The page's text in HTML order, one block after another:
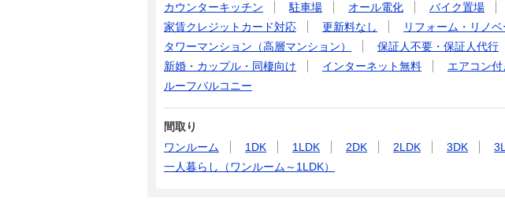
カウンターキッチン
駐車場 オール電化 バイク置場
家賃クレジットカード対応
更新料なし
リフォーム・リノ
タワーマンション（高層マンション）
保証人不要・保証人代行
新婚・カップル・同棲向け
インターネット無料 エアコン付
ルーフバルコニー
間取り
ワンルーム
1DK 1LDK 2DK 2LDK 3DK
一人暮らし（ワンルーム～1LDK）